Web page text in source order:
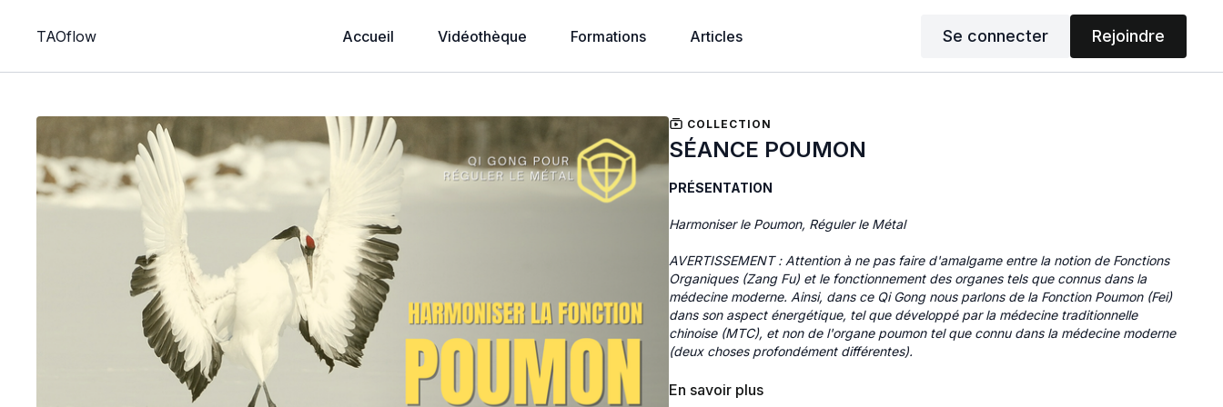
TAOflow Accueil Vidéothèque Formations Articles Se connecter Rejoindre
COLLECTION
SÉANCE POUMON
PRÉSENTATION
Harmoniser le Poumon, Réguler le Métal
AVERTISSEMENT : Attention à ne pas faire d'amalgame entre la notion de Fonctions
Organiques (Zang Fu) et le fonctionnement des organes tels que connus dans la
médecine moderne. Ainsi, dans ce Qi Gong nous parlons de la Fonction Poumon (Fei)
dans son aspect énergétique, tel que développé par la médecine traditionnelle
chinoise (MTC), et non de l'organe poumon tel que connu dans la médecine moderne
(deux choses profondément différentes).
Cette séance vise à réguler la Fonction Poumon (Fei) dont on dit qu'elle gouverne la
En savoir plus